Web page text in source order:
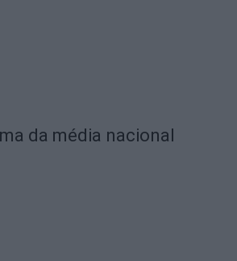
da média nacional